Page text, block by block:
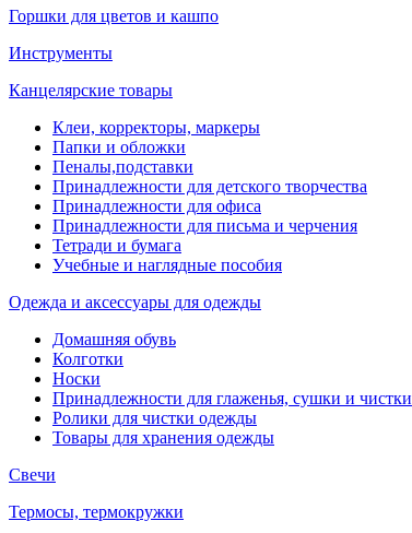
Горшки для цветов и кашпо
Инструменты
Канцелярские товары
Клеи, корректоры, маркеры
Папки и обложки
Пеналы,подставки
Принадлежности для детского творчества
Принадлежности для офиса
Принадлежности для письма и черчения
Тетради и бумага
Учебные и наглядные пособия
Одежда и аксессуары для одежды
Домашняя обувь
Колготки
Носки
Принадлежности для глаженья, сушки и чистки
Ролики для чистки одежды
Товары для хранения одежды
Свечи
Термосы, термокружки